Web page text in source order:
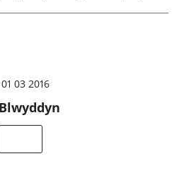
03 2016
Blwyddyn